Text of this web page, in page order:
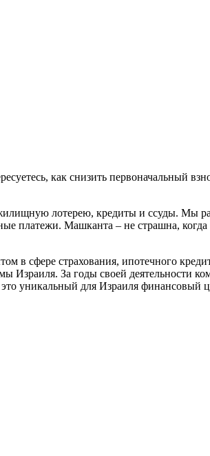
как снизить первоначальный
лотерею, кредиты и ссуды. Мы
платежи. Машканта – не страшна,
сфере страхования, ипотечного
Израиля. За годы своей деятельности
уникальный для Израиля финансовый